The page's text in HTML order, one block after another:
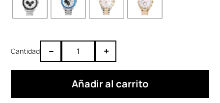
– +
Añadir al carrito